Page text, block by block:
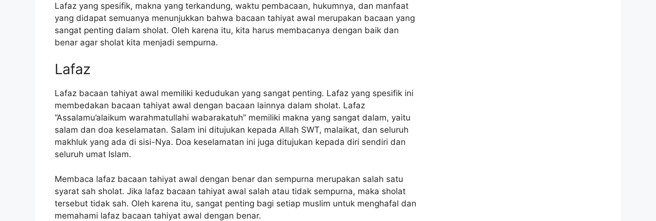
Lafaz yang spesifik, makna yang terkandung, waktu pembacaan, hukumnya, dan manfaat
yang didapat semuanya menunjukkan bahwa bacaan tahiyat awal merupakan bacaan yang
sangat penting dalam sholat. Oleh karena itu, kita harus membacanya dengan baik dan
benar agar sholat kita menjadi sempurna.
Lafaz
Lafaz bacaan tahiyat awal memiliki kedudukan yang sangat penting. Lafaz yang spesifik ini
membedakan bacaan tahiyat awal dengan bacaan lainnya dalam sholat. Lafaz
“Assalamu’alaikum warahmatullahi wabarakatuh” memiliki makna yang sangat dalam, yaitu
salam dan doa keselamatan. Salam ini ditujukan kepada Allah SWT, malaikat, dan seluruh
makhluk yang ada di sisi-Nya. Doa keselamatan ini juga ditujukan kepada diri sendiri dan
seluruh umat Islam.
Membaca lafaz bacaan tahiyat awal dengan benar dan sempurna merupakan salah satu
syarat sah sholat. Jika lafaz bacaan tahiyat awal salah atau tidak sempurna, maka sholat
tersebut tidak sah. Oleh karena itu, sangat penting bagi setiap muslim untuk menghafal dan
memahami lafaz bacaan tahiyat awal dengan benar.